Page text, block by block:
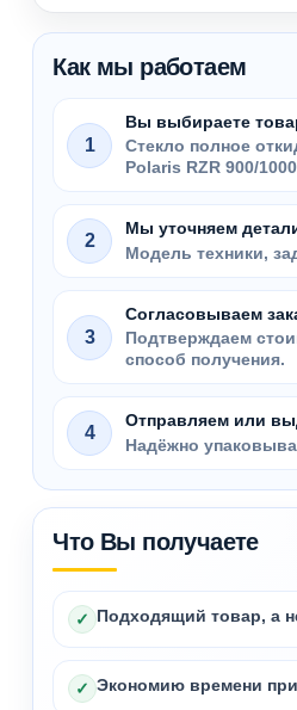
Как мы работаем
1
Вы выбираете
Стекло полное
Polaris RZR 900/
2
Мы уточняем
Модель техники,
3
Согласовываем
Подтверждаем
способ получения.
4
Отправляем или
Надёжно
Что Вы получаете
✓ Подходящий товар, а
✓ Экономию времени